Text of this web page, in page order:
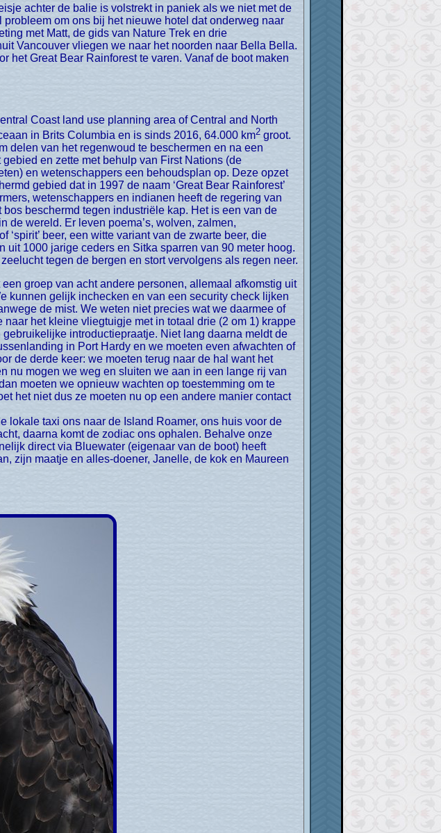
om ons bij het nieuwe hotel dat onderweg naar
met Matt, de gids van Nature Trek en drie
Vancouver vliegen we naar het noorden naar Bella Bella.
het Great Bear Rainforest te varen. Vanaf de boot maken
in Brits Columbia en is sinds 2016, 64.000 km2groot.
delen van het regenwoud te beschermen en na een
en zette met behulp van First Nations (de
en wetenschappers een behoudsplan op. Deze opzet
gebied dat in 1997 de naam ‘Great Bear Rainforest’
wetenschappers en indianen heeft de regering van
beschermd tegen industriële kap. Het is een van de
de wereld. Er leven poema’s, wolven, zalmen,
beer, een witte variant van de zwarte beer, die
1000 jarige ceders en Sitka sparren van 90 meter hoog.
tegen de bergen en stort vervolgens als regen neer.
kunnen gelijk inchecken en van een security check lijken
de mist. We weten niet precies wat we daarmee of
het kleine vliegtuigje met in totaal drie (2 om 1) krappe
introductiepraatje. Niet lang daarna meldt de
in Port Hardy en we moeten even afwachten of
de derde keer: we moeten terug naar de hal want het
nu mogen we weg en sluiten we aan in een lange rij van
moeten we opnieuw wachten op toestemming om te
het niet dus ze moeten nu op een andere manier contact
taxi ons naar de Island Roamer, ons huis voor de
daarna komt de zodiac ons ophalen. Behalve onze
direct via Bluewater (eigenaar van de boot) heeft
zijn maatje en alles-doener, Janelle, de kok en Maureen